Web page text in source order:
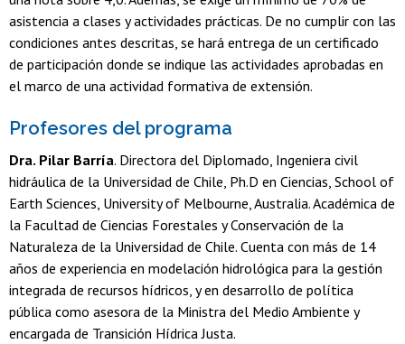
asistencia a clases y actividades prácticas. De no cumplir con las
condiciones antes descritas, se hará entrega de un certificado
de participación donde se indique las actividades aprobadas en
el marco de una actividad formativa de extensión.
Profesores del programa
Dra. Pilar Barría. Directora del Diplomado, Ingeniera civil
hidráulica de la Universidad de Chile, Ph.D en Ciencias, School of
Earth Sciences, University of Melbourne, Australia. Académica de
la Facultad de Ciencias Forestales y Conservación de la
Naturaleza de la Universidad de Chile. Cuenta con más de 14
años de experiencia en modelación hidrológica para la gestión
integrada de recursos hídricos, y en desarrollo de política
pública como asesora de la Ministra del Medio Ambiente y
encargada de Transición Hídrica Justa.